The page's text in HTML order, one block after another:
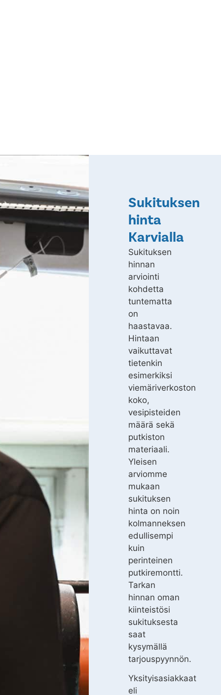
Sukituksen
hinta
Karvialla
Sukituksen
hinnan
arviointi
kohdetta
tuntematta
on
haastavaa.
Hintaan
vaikuttavat
tietenkin
esimerkiksi
viemäriverkoston
koko,
vesipisteiden
määrä sekä
putkiston
materiaali.
Yleisen
arviomme
mukaan
sukituksen
hinta on noin
kolmanneksen
edullisempi
kuin
perinteinen
putkiremontti.
Tarkan
hinnan oman
kiinteistösi
sukituksesta
saat
kysymällä
tarjouspyynnön.
Yksityisasiakkaat
eli